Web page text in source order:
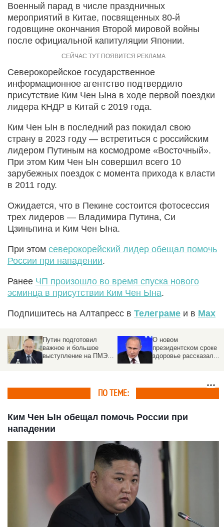
Военный парад в числе праздничных
мероприятий в Китае, посвященных 80-й
годовщине окончания Второй мировой войны
после официальной капитуляции Японии.
Северокорейское государственное
информационное агентство подтвердило
присутствие Ким Чен Ына в ходе первой поездки
лидера КНДР в Китай с 2019 года.
Ким Чен Ын в последний раз покидал свою
страну в 2023 году — встретиться с российским
лидером Путиным на космодроме «Восточный».
При этом Ким Чен Ын совершил всего 10
зарубежных поездок с момента прихода к власти
в 2011 году.
Ожидается, что в Пекине состоится фотосессия
трех лидеров — Владимира Путина, Си
Цзиньпина и Ким Чен Ына.
При этом северокорейский лидер обещал помочь
России при нападении.
Ранее ЧП произошло во время спуска нового
эсминца в присутствии Ким Чен Ына.
Подпишитесь на Алтапресс в Телеграме и в Max
Путин подготовил
важное и большое
выступление на ПМЭФ.
О новом
президентском сроке и
здоровье рассказал
ПО ТЕМЕ:
Ким Чен Ын обещал помочь России при
нападении